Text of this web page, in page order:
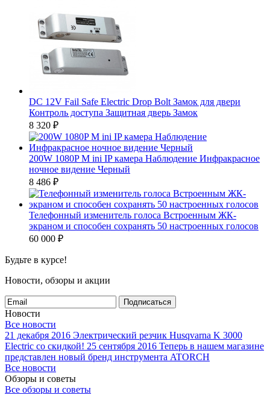
DC 12V Fail Safe Electric Drop Bolt Замок для двери
Контроль доступа Защитная дверь Замок
8 320 ₽
200W 1080P M ini IP камера Наблюдение Инфракрасное
ночное видение Черный
8 486 ₽
Телефонный изменитель голоса Встроенным ЖК-
экраном и способен сохранять 50 настроенных голосов
60 000 ₽
Будьте в курсе!
Новости, обзоры и акции
Подписаться
Новости
Все новости
21 декабря 2016 Электрический резчик Husqvarna K 3000
Electric со скидкой! 25 сентября 2016 Теперь в нашем магазине
представлен новый бренд инструмента ATORCH
Все новости
Обзоры и советы
Все обзоры и советы